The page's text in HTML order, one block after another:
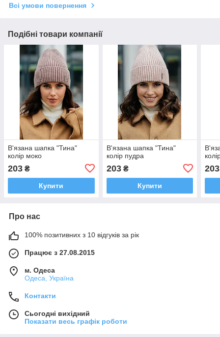
Всі умови повернення
Подібні товари компанії
В'язана шапка "Тина"
колір моко
203 ₴
Купити
В'язана шапка "Тина"
колір пудра
203₴
Купити
203
Про нас
100% позитивних з 10 відгуків за рік
Працює з 27.08.2015
м. Одеса
Одеса, Україна
Контакти
Сьогодні вихідний
Показати весь графік роботи